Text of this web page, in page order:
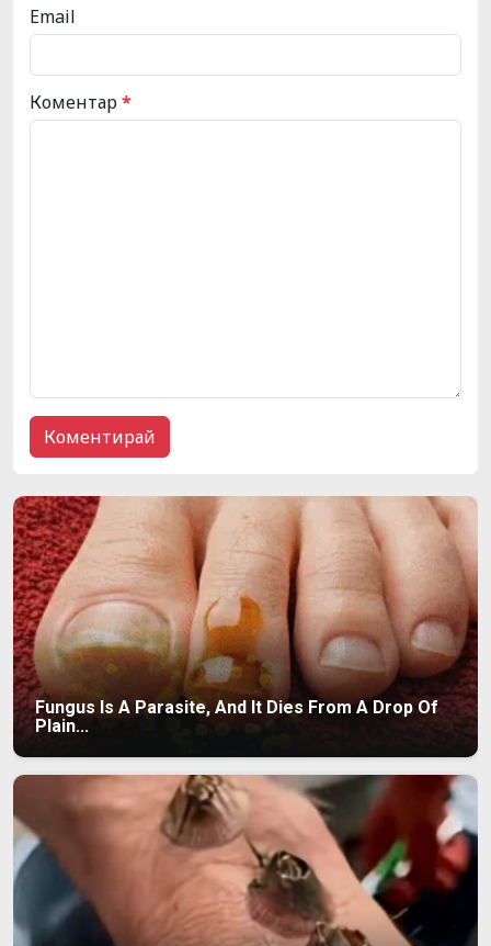
Email
Коментар*
Fungus Is A Parasite, And It Dies From A Drop Of
Plain...